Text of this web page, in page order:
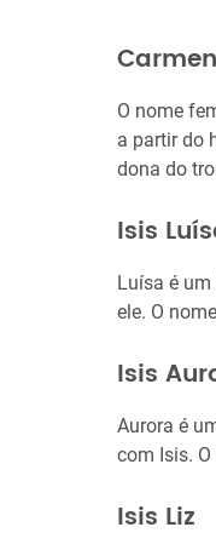
O nome
a partir do
dona do
Isis
Luísa é
ele. O
Isis
Aurora é
com Isis.
Isis Liz